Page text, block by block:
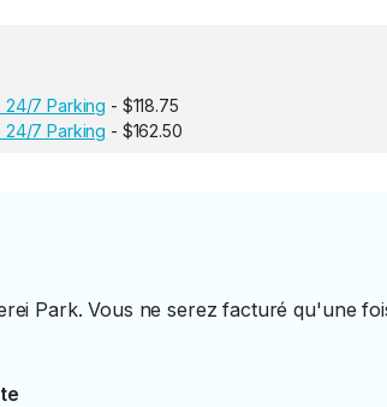
24/7 Parking - $118.75
24/7 Parking - $162.50
Park. Vous ne serez facturé qu'une